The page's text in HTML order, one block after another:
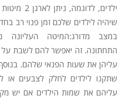
ילדים,
שיהיה לילדים שלכם זמן פנוי רב
במצב מדורג:המיטה העליונה
התחתונה. זה יאפשר להם לשבת על
עליהן את שעות הפנאי שלהם.
שתקנו לילדים לחלק לצבעים או
עליהם את שמות הילדים אם יש